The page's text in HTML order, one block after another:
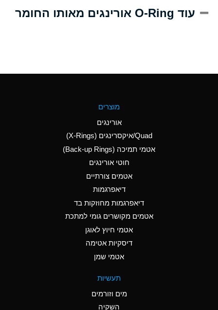
(Aqueous)
Aluminum Nitrate
(Aqueous)
Aluminum Phosphate
Ammonia Anhydrous
D
Ammonia Gas (cold)
D
Ammonia Gas (hot)
עוד O-Ring אורינגים מאותו החומר
מוצרים
אורינגים
Quad/איקסרינגים (X-Rings)
אטמי תמיכה (Back-up Rings)
חוטי אורינגים
אטמים צורתיים
דיאפרגמות
דיאפרגמות מחוזקות בד
אטמים מקושרים גומי למתכת
אטמי חיוץ לאוגן
דיסקיות אטימה
אטמי שמן
תעשיות
מים וזורמים
השקיה